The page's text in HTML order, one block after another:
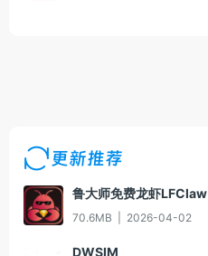
更新推荐
鲁大师免费龙虾LFClaw
70.6MB 2026-04-02
DWSIM